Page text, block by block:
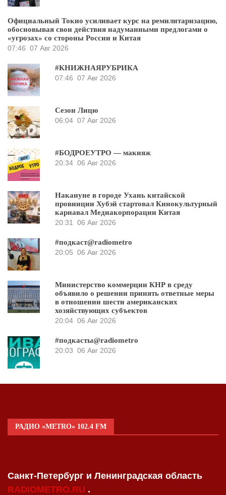
Официальный Токио усиливает курс на ремилитаризацию,
обосновывая свои действия надуманными предлогами о
«угрозах» со стороны России и Китая
07:46 07 Авг 2026
#КНИЖНАЯРУБРИКА
07:46 07 Авг 2026
Сезон Лицю
06:04 07 Авг 2026
#БОДРОЕУТРО — макияж
20:34 06 Авг 2026
Накануне в городе Ухань китайской
провинции Хубэй стартовал Кинокультурный
карнавал Медиакорпорации Китая
20:31
06 Авг 2026
#подкаст@radiometro
20:05 06 Авг 2026
Министерство коммерции КНР в среду
объявило о решении принять ответные меры
в отношении шести американских
хозяйствующих субъектов
20:04 06 Авг 2026
#подкасты@radiometro
20:03 06 Авг 2026
РАДИО «METRO» 102.4 FM
Санкт-Петербург и Ленинградская область
RADIOMETRO.RU .